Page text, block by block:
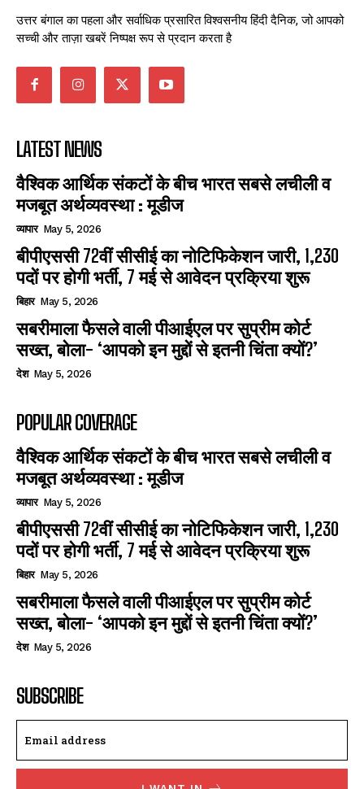
उत्तर बंगाल का पहला और सर्वाधिक प्रसारित विश्वसनीय हिंदी दैनिक, जो आपको
सच्ची और ताज़ा खबरें निष्पक्ष रूप से प्रदान करता है
LATEST NEWS
वैश्विक आर्थिक संकटों के बीच भारत सबसे लचीली व
मजबूत अर्थव्यवस्था : मूडीज
व्यापार May 5, 2026
बीपीएससी 72वीं सीसीई का नोटिफिकेशन जारी, 1,230
पदों पर होगी भर्ती, 7 मई से आवेदन प्रक्रिया शुरू
बिहार May 5, 2026
सबरीमाला फैसले वाली पीआईएल पर सुप्रीम कोर्ट
सख्त, बोला- ‘आपको इन मुद्दों से इतनी चिंता क्यों?’
देश May 5, 2026
POPULAR COVERAGE
वैश्विक आर्थिक संकटों के बीच भारत सबसे लचीली व
मजबूत अर्थव्यवस्था : मूडीज
व्यापार May 5, 2026
बीपीएससी 72वीं सीसीई का नोटिफिकेशन जारी, 1,230
पदों पर होगी भर्ती, 7 मई से आवेदन प्रक्रिया शुरू
बिहार May 5, 2026
सबरीमाला फैसले वाली पीआईएल पर सुप्रीम कोर्ट
सख्त, बोला- ‘आपको इन मुद्दों से इतनी चिंता क्यों?’
देश May 5, 2026
SUBSCRIBE